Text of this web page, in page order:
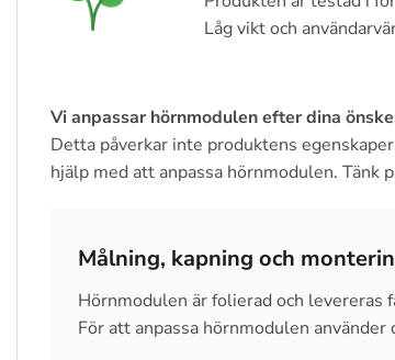
Låg vikt och
Vi anpassar hörnmodulen efter dina
Detta påverkar inte produktens
hjälp med att anpassa hörnmodulen. Tänk
Målning, kapning och
Hörnmodulen är folierad och levereras
För att anpassa hörnmodulen använder